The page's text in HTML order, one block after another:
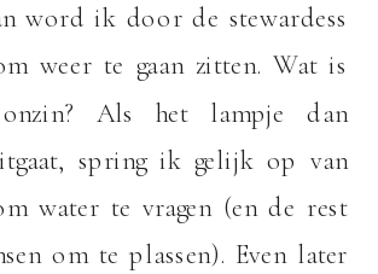
word ik door de stewardess
weer te gaan zitten. Wat is
Als het lampje dan
spring ik gelijk op van
water te vragen (en de rest
om te plassen). Even later